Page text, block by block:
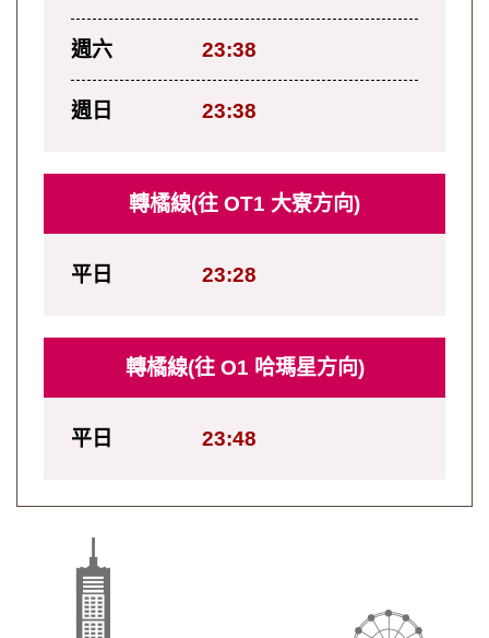
週六 23:38
週日 23:38
轉橘線(往 OT1 大寮方向)
平日 23:28
轉橘線(往 O1 哈瑪星方向)
平日 23:48